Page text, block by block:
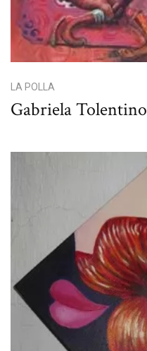
LA POLLA
Gabriela Tolentino